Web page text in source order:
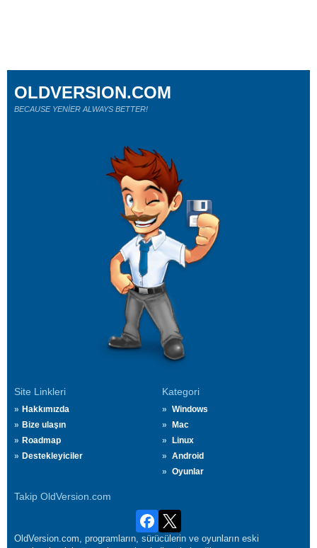
Site Linkleri
Hakkımızda
Bize ulaşın
Roadmap
Destekleyiciler
Kategori
Windows
Mac
Linux
Android
Oyunlar
Takip OldVersion.com
OLDVERSION.COM
BECAUSE YENİER ALWAYS BETTER!
OldVersion.com, programların, sürücülerin ve oyunların eski